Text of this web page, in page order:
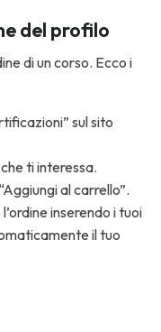
del profilo
di un corso. Ecco i
sul sito
ti interessa.
al carrello”.
inserendo i tuoi
il tuo